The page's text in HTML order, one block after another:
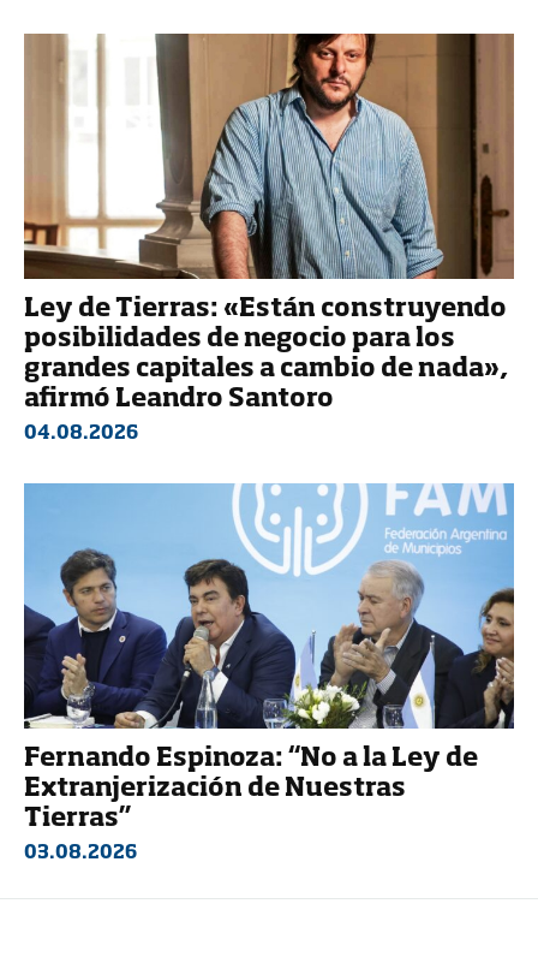
Ley de Tierras: «Están construyendo
posibilidades de negocio para los
grandes capitales a cambio de nada»,
afirmó Leandro Santoro
04.08.2026
Fernando Espinoza: “No a la Ley de
Extranjerización de Nuestras
Tierras”
03.08.2026